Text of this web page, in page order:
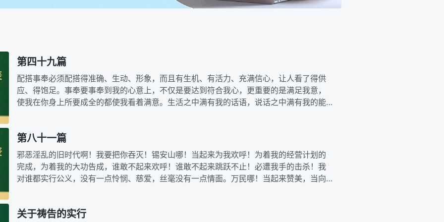
第四十九篇
配搭事奉必须配搭得准确、生动、形象，而且有生机、有活力、充满信心，让人看了得供
应、得饱足。事奉要事奉到我的心意上，不仅是要达到符合我心，更重要的是满足我意，
使我在你身上所要成全的都使我看着满意。生活之中满有我的话语，说话之中满有我的能
第八十一篇
邪恶淫乱的旧时代啊！我要把你吞灭！锡安山哪！当起来为我欢呼！为着我的经营计划的
完成，为着我的大功告成，谁敢不起来欢呼！谁敢不起来跳跃不止！必遭我手的击杀！我
对谁都实行公义，没有一点怜悯、慈爱，丝毫没有一点情面。万民哪！当起来赞美，当向
关于祷告的实行